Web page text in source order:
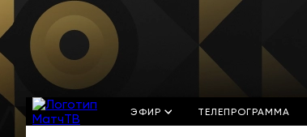
ЭФИР ТЕЛЕПРОГРАММА